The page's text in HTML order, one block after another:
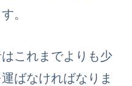
。
これまでよりも少
ばなければなりま